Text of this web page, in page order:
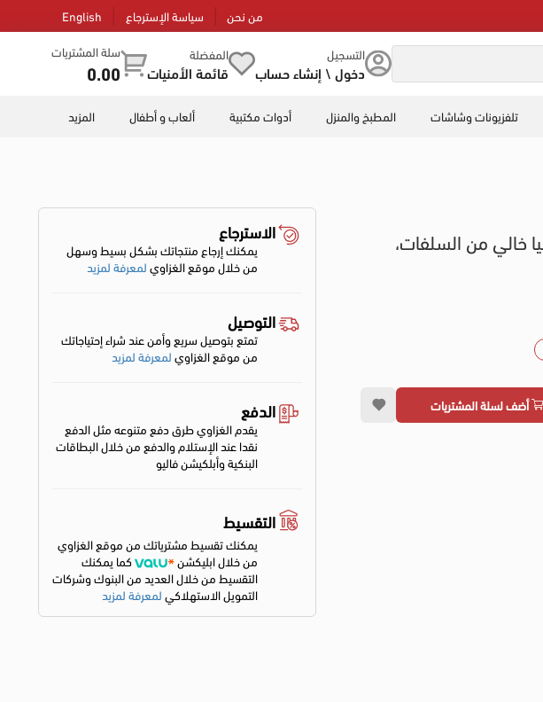
من نحن سياسة الإسترجاع English
التسجيل
دخول \ إنشاء حساب
المفضلة
قائمة الأمنيات
سلة المشتريات
0.00
تلفزيونات وشاشات المطبخ والمنزل أدوات مكتبية ألعاب و أطفال المزيد
خالي من السلفات،
أضف لسلة المشتريات
الاسترجاع
يمكنك إرجاع منتجاتك بشكل بسيط وسهل
من خلال موقع الغزاويلمعرفة لمزيد
التوصيل
تمتع بتوصيل سريع وأمن عند شراء إحتياجاتك
من موقع الغزاويلمعرفة لمزيد
الدفع
يقدم الغزاوي طرق دفع متنوعه مثل الدفع
نقدا عند الإستلام والدفع من خلال البطاقات
البنكية وأبلكيشن فاليو
التقسيط
يمكنك تقسيط مشترياتك من موقع الغزاوي
من خلال ابليكشن
كما يمكنك
التقسيط من خلال العديد من البنوك وشركات
التمويل الاستهلاكيلمعرفة لمزيد